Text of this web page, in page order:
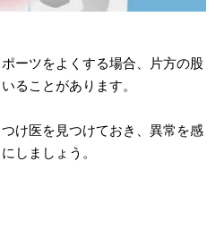
ーツをよくする場合、片方の股
ることがあります。
け医を見つけておき、異常を感
しましょう。